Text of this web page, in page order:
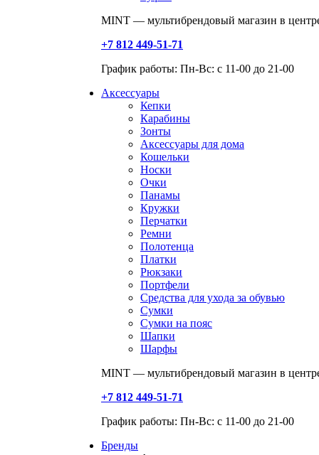
MINT — мультибрендовый магазин в
+7 812 449-51-71
График работы: Пн-Вс: с 11-00 до 21-00
Аксессуары
Кепки
Карабины
Зонты
Аксессуары для дома
Кошельки
Носки
Очки
Панамы
Кружки
Перчатки
Ремни
Полотенца
Платки
Рюкзаки
Портфели
Средства для ухода за обувью
Сумки
Сумки на пояс
Шапки
Шарфы
MINT — мультибрендовый магазин в
+7 812 449-51-71
График работы: Пн-Вс: с 11-00 до 21-00
Бренды